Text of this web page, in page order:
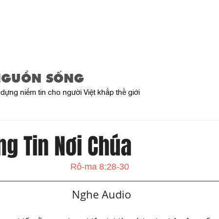
SỐNG
niềm tin cho người Việt khắp thế giới
Tin Nơi Chúa
Rô-ma 8:28-30
   Nghe Audio